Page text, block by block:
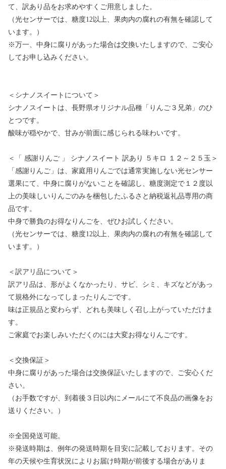
て、訳あり品をお求めやすくご用意しました。
（光センサーでは、糖度12以上、果肉内の腐れの有無を確認して
います。）
※万一、中身に腐りがあった場合は交換いたしますので、ご安心
してお申し込みください。
＜シナノスイートについて＞
シナノスイートは、長野県オリジナル品種「りんご３兄弟」のひ
とつです。
酸味が穏やかで、甘みが前面に感じられる味わいです。
＜「 感謝りんご 」 シナノスイート 訳あり ５キロ １２～２５玉＞
「感謝りんご」は、家庭用りんごでは通常実施しない光センサー
選果にて、中身に腐りがないことを確認し、糖度測定で１２度以
上の美味しいりんごのみを梱包したふるさと納税返礼品専用の商
品です。
中身で勝負のお得なりんごを、ぜひお試しください。
（光センサーでは、糖度12以上、果肉内の腐れの有無を確認して
います。）
＜訳アリ品について＞
訳アリ品は、形がよくなかったり、サビ、シミ、キズなどがあっ
て規格外になってしまったりんごです。
味は正規品と変わらず、どれも美味しく召し上がっていただけま
す。
ご家庭でお楽しみいただくのには大変お得なりんごです。
＜交換保証＞
中身に腐りがあった場合は交換保証いたしますので、ご安心くだ
さい。
（お手数ですが、到着後３日以内にメールにて不良品の画像をお
送りください。）
※全国発送可能。
※発送時期は、例年の発送時期を目安に記載しております。その
年の天候や生育状況によりお届け時期が前後する場合がありま